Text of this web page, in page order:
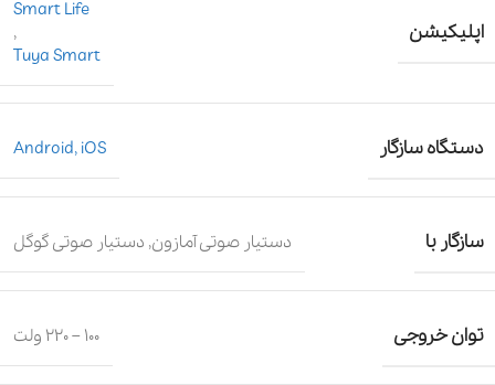
اپلیکیشن
Smart Life
,
Tuya Smart
دستگاه‌ سازگار Android, iOS
سازگار با دستیار صوتی آمازون, دستیار صوتی گوگل
توان خروجی 100 – 220 ولت